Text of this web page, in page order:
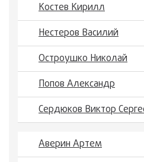
Костев Кирилл
Нестеров Василий
Остроушко Николай
Попов Александр
Сердюков Виктор
Аверин Артем